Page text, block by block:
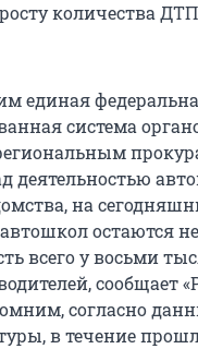
количества
единая
система
деятельностью
на
остаются
всего у восьми
сообщает
согласно
в течение